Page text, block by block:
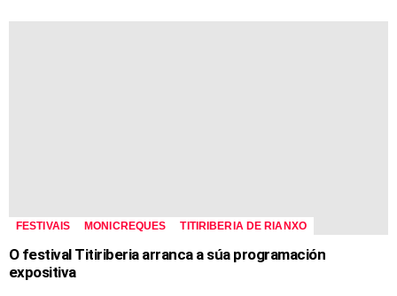
FESTIVAIS MONICREQUES TITIRIBERIA DE RIANXO
O festival Titiriberia arranca a súa programación
expositiva